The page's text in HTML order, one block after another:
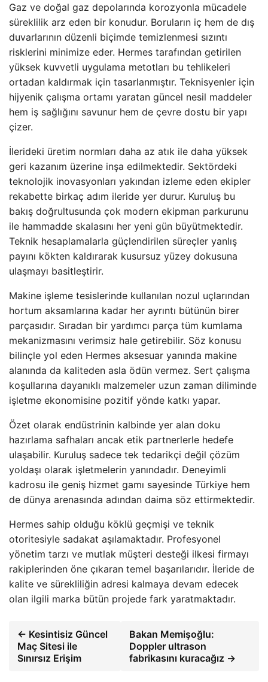
Gaz ve doğal gaz depolarında korozyonla mücadele
süreklilik arz eden bir konudur. Boruların iç hem de dış
duvarlarının düzenli biçimde temizlenmesi sızıntı
risklerini minimize eder. Hermes tarafından getirilen
yüksek kuvvetli uygulama metotları bu tehlikeleri
ortadan kaldırmak için tasarlanmıştır. Teknisyenler için
hijyenik çalışma ortamı yaratan güncel nesil maddeler
hem iş sağlığını savunur hem de çevre dostu bir yapı
çizer.
İlerideki üretim normları daha az atık ile daha yüksek
geri kazanım üzerine inşa edilmektedir. Sektördeki
teknolojik inovasyonları yakından izleme eden ekipler
rekabette birkaç adım ileride yer durur. Kuruluş bu
bakış doğrultusunda çok modern ekipman parkurunu
ile hammadde skalasını her yeni gün büyütmektedir.
Teknik hesaplamalarla güçlendirilen süreçler yanlış
payını kökten kaldırarak kusursuz yüzey dokusuna
ulaşmayı basitleştirir.
Makine işleme tesislerinde kullanılan nozul uçlarından
hortum aksamlarına kadar her ayrıntı bütünün birer
parçasıdır. Sıradan bir yardımcı parça tüm kumlama
mekanizmasını verimsiz hale getirebilir. Söz konusu
bilinçle yol eden Hermes aksesuar yanında makine
alanında da kaliteden asla ödün vermez. Sert çalışma
koşullarına dayanıklı malzemeler uzun zaman diliminde
işletme ekonomisine pozitif yönde katkı yapar.
Özet olarak endüstrinin kalbinde yer alan doku
hazırlama safhaları ancak etik partnerlerle hedefe
ulaşabilir. Kuruluş sadece tek tedarikçi değil çözüm
yoldaşı olarak işletmelerin yanındadır. Deneyimli
kadrosu ile geniş hizmet gamı sayesinde Türkiye hem
de dünya arenasında adından daima söz ettirmektedir.
Hermes sahip olduğu köklü geçmişi ve teknik
otoritesiyle sadakat aşılamaktadır. Profesyonel
yönetim tarzı ve mutlak müşteri desteği ilkesi firmayı
rakiplerinden öne çıkaran temel başarılarıdır. İleride de
kalite ve sürekliliğin adresi kalmaya devam edecek
olan ilgili marka bütün projede fark yaratmaktadır.
← Kesintisiz Güncel
Maç Sitesi ile
Sınırsız Erişim
Bakan Memişoğlu:
Doppler ultrason
fabrikasını kuracağız →